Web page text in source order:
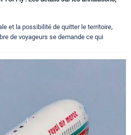
et la possibilité de quitter le territoire,
de voyageurs se demande ce qui